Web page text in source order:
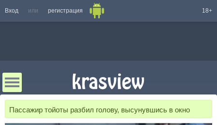
Вход или регистрация 18+
Пассажир тойоты разбил голову, высунувшись в окно